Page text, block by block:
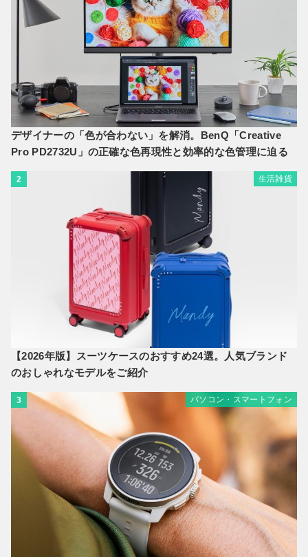
デザイナーの「色が合わない」を解消。BenQ「Creative
Pro PD2732U」の正確な色再現性と効率的な色管理に迫る
2 生活雑貨
【2026年版】スーツケースのおすすめ24選。人気ブランド
のおしゃれなモデルをご紹介
3 パソコン・スマートフォン